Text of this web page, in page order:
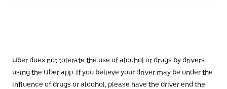
Uber does not tolerate the use of alcohol or drugs by drivers
using the Uber app. If you believe your driver may be under the
influence of drugs or alcohol, please have the driver end the